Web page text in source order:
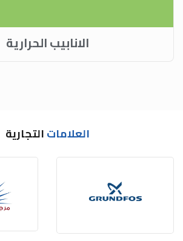
الانابيب الحرارية
العلاماتالتجارية